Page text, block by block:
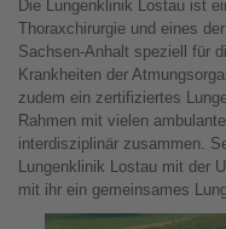
Die Lungenklinik Lostau ist
Thoraxchirurgie und eines
Sachsen-Anhalt speziell für
Krankheiten der
zudem ein zertifiziertes
Rahmen mit vielen
interdisziplinär zusammen.
Lungenklinik Lostau mit der
mit ihr ein gemeinsames